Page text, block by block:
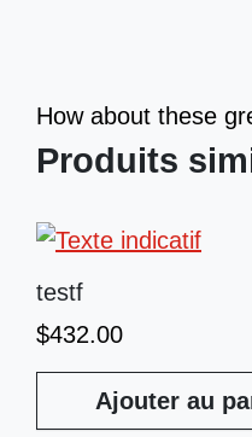
How about these
Produits
testf
$432.00
Ajouter au